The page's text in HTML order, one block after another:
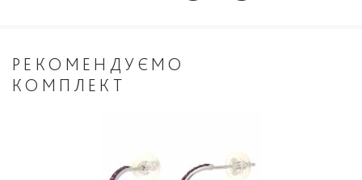
РЕКОМЕНДУЄМО
КОМПЛЕКТ